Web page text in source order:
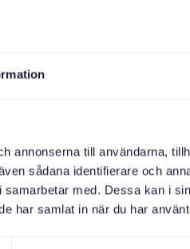
annonserna till användarna,
sådana identifierare och
med. Dessa kan i
har samlat in när du har
godare. Vi har med en
också!
seniorer.